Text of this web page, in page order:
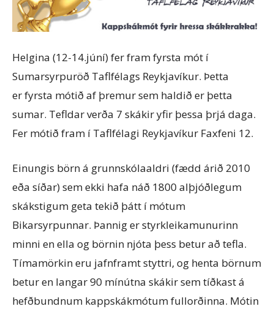
Helgina (12-14.júní) fer fram fyrsta mót í
Sumarsyrpuröð Taflfélags Reykjavíkur. Þetta
er fyrsta mótið af þremur sem haldið er þetta
sumar. Tefldar verða 7 skákir yfir þessa þrjá daga.
Fer mótið fram í Taflfélagi Reykjavíkur Faxfeni 12.
Einungis börn á grunnskólaaldri (fædd árið 2010
eða síðar) sem ekki hafa náð 1800 alþjóðlegum
skákstigum geta tekið þátt í mótum
Bikarsyrpunnar. Þannig er styrkleikamunurinn
minni en ella og börnin njóta þess betur að tefla.
Tímamörkin eru jafnframt styttri, og henta börnum
betur en langar 90 mínútna skákir sem tíðkast á
hefðbundnum kappskákmótum fullorðinna. Mótin